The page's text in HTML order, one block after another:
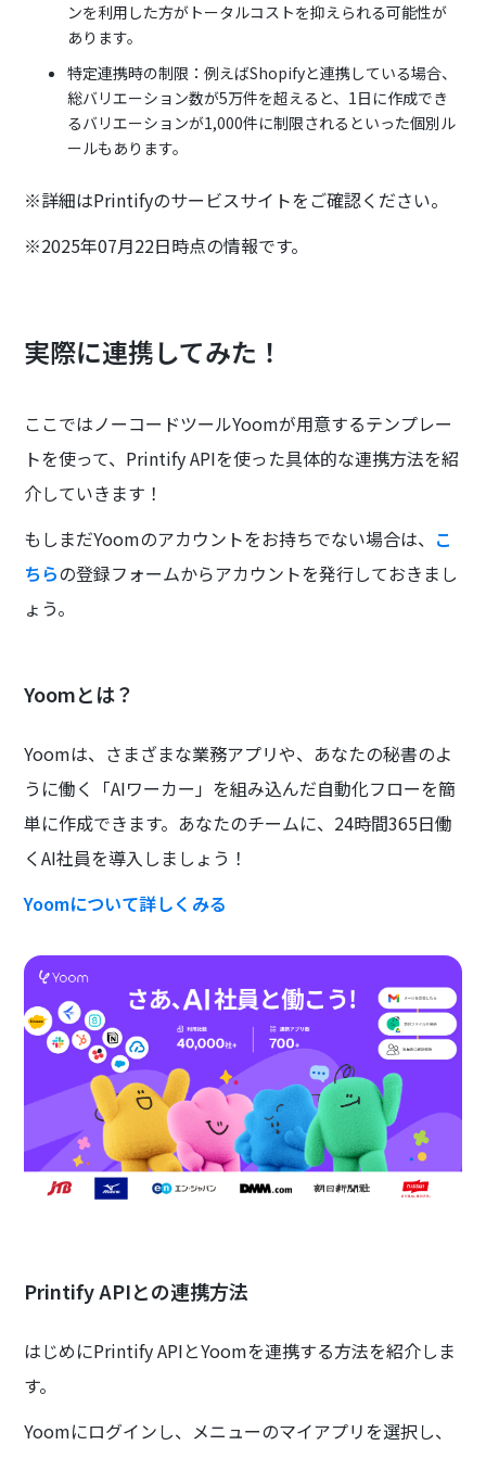
ンを利用した方がトータルコストを抑えられる可能性が
あります。
特定連携時の制限：例えばShopifyと連携している場合、
総バリエーション数が5万件を超えると、1日に作成でき
るバリエーションが1,000件に制限されるといった個別ル
ールもあります。
※詳細はPrintifyのサービスサイトをご確認ください。
※2025年07月22日時点の情報です。
実際に連携してみた！
ここではノーコードツールYoomが用意するテンプレー
トを使って、Printify APIを使った具体的な連携方法を紹
介していきます！
もしまだYoomのアカウントをお持ちでない場合は、 こ
ちらの登録フォームからアカウントを発行しておきまし
ょう。
Yoomとは？
Yoomは、さまざまな業務アプリや、あなたの秘書のよ
うに働く「AIワーカー」を組み込んだ自動化フローを簡
単に作成できます。あなたのチームに、24時間365日働
くAI社員を導入しましょう！
Yoomについて詳しくみる
Printify APIとの連携方法
はじめにPrintify APIとYoomを連携する方法を紹介しま
す。
Yoomにログインし、メニューのマイアプリを選択し、